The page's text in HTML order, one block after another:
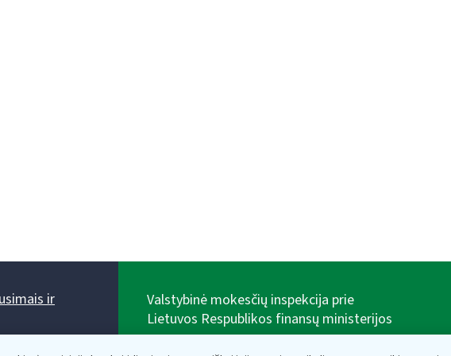
ir
Valstybinė mokesčių inspekcija prie
Lietuvos Respublikos finansų ministerijos